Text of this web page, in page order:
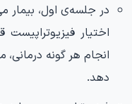
در جلسه‌ی اول، بیمار
اختیار فیزیوتراپیست
انجام هر گونه درمانی،
دهد.